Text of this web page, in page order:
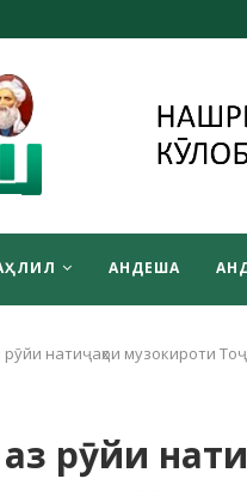
АНДЕША
рӯйи натиҷаҳои музокироти
рӯйи